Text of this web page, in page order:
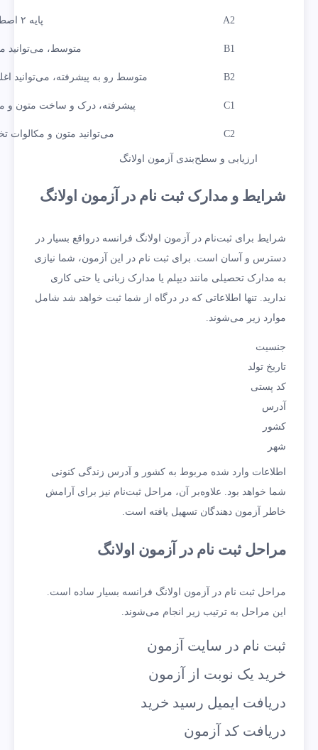
A2 پایه ۲ اصطلاحات ساده را نیز متوجه می‌شوید
B1 متوسط، می‌توانید
B2 متوسط رو به پیشرفته، می‌توانید
C1 پیشرفته، درک و ساخت متون و
C2 می‌توانید متون و
ارزیابی و سطح‌بندی آزمون اولانگ
شرایط و مدارک ثبت نام در آزمون اولانگ
شرایط برای ثبت‌نام در آزمون اولانگ فرانسه درواقع بسیار در
دسترس و آسان است. برای ثبت نام در این آزمون، شما نیازی
به مدارک تحصیلی مانند دیپلم یا مدارک زبانی یا حتی کاری
ندارید. تنها اطلاعاتی که در درگاه از شما ثبت خواهد شد شامل
موارد زیر می‌شوند.
جنسیت
تاریخ تولد
کد پستی
آدرس
کشور
شهر
اطلاعات وارد شده مربوط به کشور و آدرس زندگی کنونی
شما خواهد بود. علاوه‌بر آن، مراحل ثبت‌نام نیز برای آرامش
خاطر آزمون دهندگان تسهیل یافته است.
مراحل ثبت نام در آزمون اولانگ
مراحل ثبت نام در آزمون اولانگ فرانسه بسیار ساده است.
این مراحل به ترتیب زیر انجام می‌شوند.
ثبت نام در سایت آزمون
خرید یک نوبت از آزمون
دریافت ایمیل رسید خرید
دریافت کد آزمون